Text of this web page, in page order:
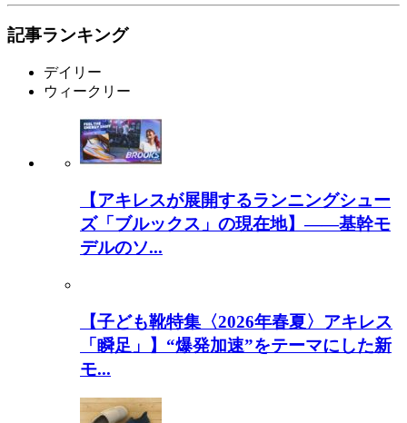
記事ランキング
デイリー
ウィークリー
【アキレスが展開するランニングシュー
ズ「ブルックス」の現在地】――基幹モ
デルのソ...
【子ども靴特集〈2026年春夏〉アキレス
「瞬足」】“爆発加速”をテーマにした新
モ...